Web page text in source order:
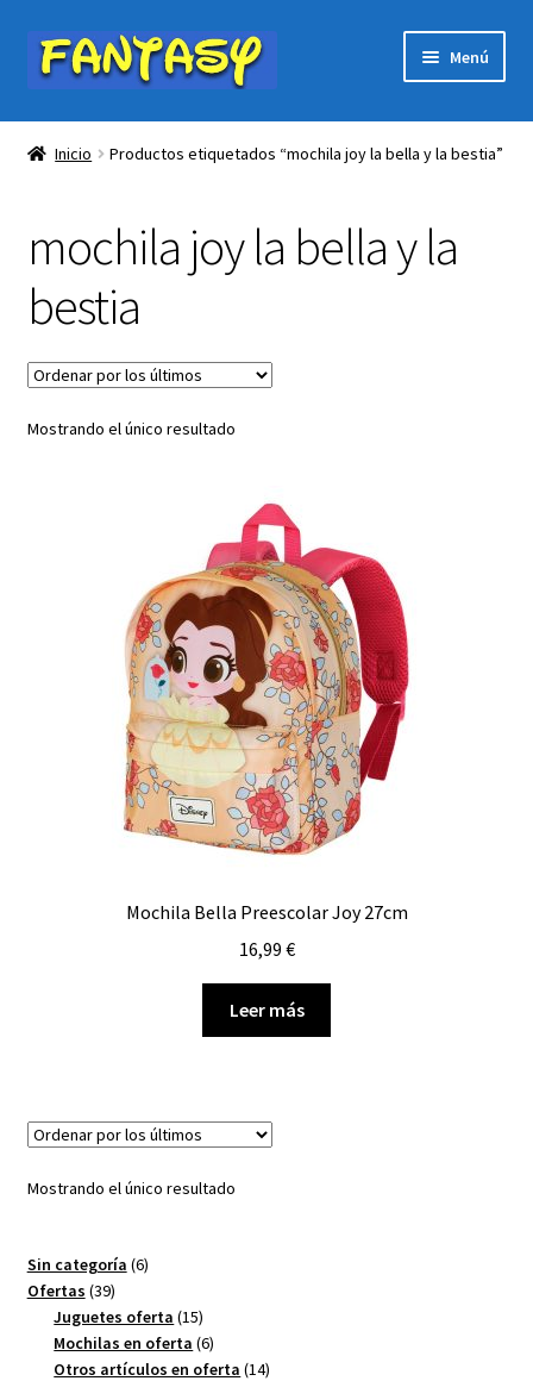
IrIr
al
Menú
PÁGINA DE INICIO
Ofertas
Êventos, publicaciones…
Carrito
Inicio Productos etiquetados “mochila joy la bella y la bestia”
mochila joy la bella y la
bestia
Mostrando el único resultado
Mochila Bella Preescolar Joy 27cm
16,99 €
Leer más
Mostrando el único resultado
Sin categoría 66
Ofertas 3939
productos
Juguetes oferta 1515
productos
Mochilas en oferta 66
productos
Otros artículos en oferta 1414